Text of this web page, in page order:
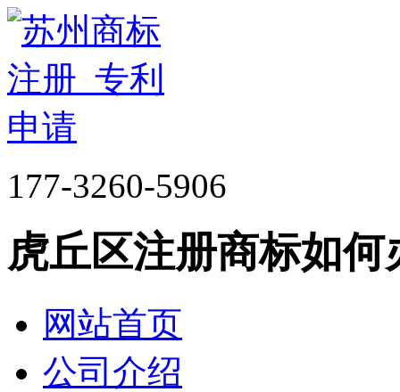
177-3260-5906
虎丘区注册商标如何
网站首页
公司介绍